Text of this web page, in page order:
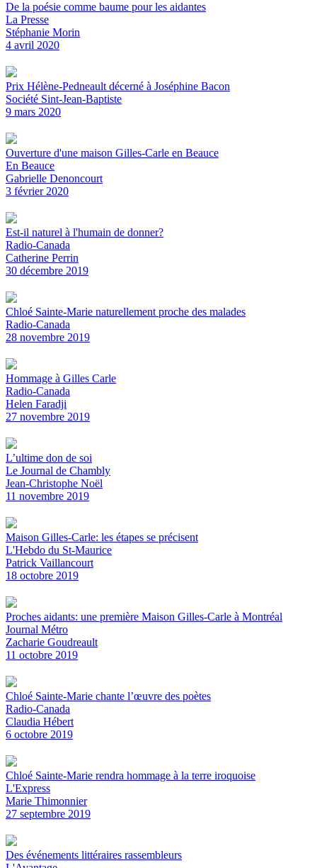
De la poésie comme baume pour les aidantes
La Presse
Stéphanie Morin
4 avril 2020
Prix Hélène-Pedneault décerné à Joséphine Bacon
Société Sint-Jean-Baptiste
9 mars 2020
Ouverture d'une maison Gilles-Carle en Beauce
En Beauce
Gabrielle Denoncourt
3 février 2020
Est-il naturel à l'humain de donner?
Radio-Canada
Catherine Perrin
30 décembre 2019
Chloé Sainte-Marie naturellement proche des malades
Radio-Canada
28 novembre 2019
Hommage à Gilles Carle
Radio-Canada
Helen Faradji
27 novembre 2019
L’ultime don de soi
Le Journal de Chambly
Jean-Christophe Noël
11 novembre 2019
Maison Gilles-Carle: les étapes se précisent
L'Hebdo du St-Maurice
Patrick Vaillancourt
18 octobre 2019
Proches aidants: une première Maison Gilles-Carle à Montréal
Journal Métro
Zacharie Goudreault
11 octobre 2019
Chloé Sainte-Marie chante l’œuvre des poètes
Radio-Canada
Claudia Hébert
6 octobre 2019
Chloé Sainte-Marie rendra hommage à la terre iroquoise
L'Express
Marie Thimonnier
27 septembre 2019
Des événements littéraires rassembleurs